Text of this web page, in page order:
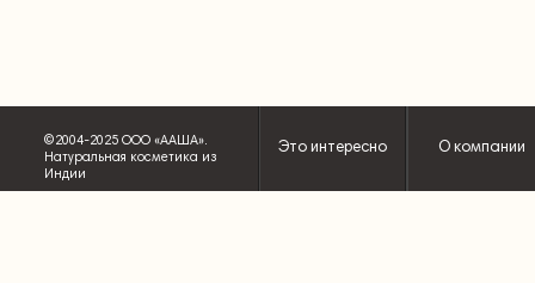
Это интересно О компании
©2004-2025 ООО «ААША».
Натуральная косметика из
Индии